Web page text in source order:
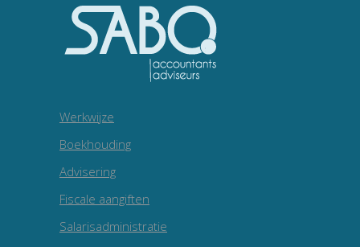
Werkwijze
Boekhouding
Advisering
Fiscale aangiften
Salarisadministratie